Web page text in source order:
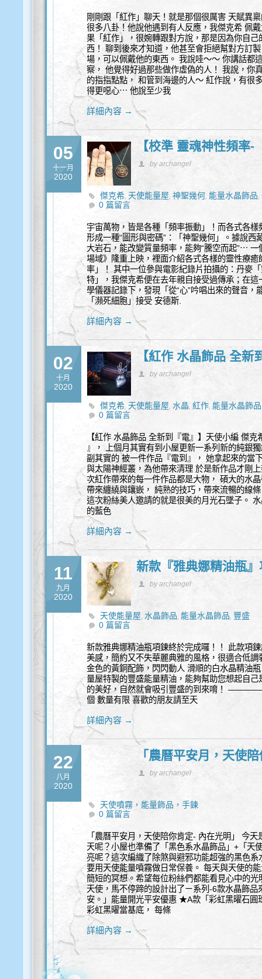
剛剛跟「紅作」聊天！就是那個很厲害 天賦異
很多八卦！他說他遇到有人反應，我傑克希 佩
果「紅作」，很婉轉跟對方說，那是因為你自
西！ 聊到後來才知道，他甚至會拒絕幫對方訂
場，可以佩戴他的東西。 我說哇～～ 你講話都
察， 他覺得好過那些做作虛偽的人！ 我說，你
的指指點點， 和管到海邊的人～ 紅作說，有很
得更噁心⋯ 他說至少我
詳細內容 →
05
十一月
2020
【校準 靈魂神性頻率
by archangel
傑克希, 天使能量屋,神聖幾何, 能量水晶飾品,
0 篇留言
宇宙萬物，皆是各種「頻率振動」！而各式各
形成一種“圖形與密碼”：「神聖幾何」。據說
大岩石，能改變質量頻率，能夠“騰空而起”⋯
場域》隆重上映，裡面介紹各式各樣的靈性療
率」！ 其中一位參與電影紀錄片拍攝的：丹麥
特」，我傑克希便在去年親自接受過傳承；在
學儀器記錄下，發現「從“心”吟唱出來的聲音，
「瀕死細胞」接受 安德斯.
詳細內容 →
02
十月
2020
【紅作 水晶飾品 全
by archangel
傑克希, 天使能量屋,水晶,紅作, 能量水晶飾品
0 篇留言
【紅作 水晶飾品 全新到『電』】天使小編 傑
』， 上個月其實有到小屋更新一系列新的純銀
副其實的 被一件作品『電到』， 她拿起來的當
與太陽神經叢，為他帶來清理 於是新作品才剛
次紅作帶來的每一件作品都是大物， 碩大的水
帶來纏繞與鑲嵌， 純熟的技巧，帶來流暢的線
這次粉絲美人邀請的就是很美的月光石墜子。
的藍色
詳細內容 →
11
九月
2020
新款『雅典娜精油瓶
by archangel
天使能量屋,水晶飾品, 能量水晶飾品, 豐盛
0 篇留言
新款雅典娜精油瓶項鍊終於完成囉！！ 此款項
美感，簡約又不失華麗典雅的風格，很適合低
金色的黃銅配飾，閃閃動人 滑順的白水晶精油
量屋特製的豐盛能量精油，能夠幫助您想起自
的美好，自然就會吸引豐盛的到來唷！
個 數量有限 喜歡的朋友請至天
詳細內容 →
22
八月
2020
「農曆平安月，天使
by archangel
天使噴霧，能量飾品，手鍊
0 篇留言
「農曆平安月，天使陪你肯定- 內在光明」 今
天呢？小屋也準備了「黑色系水晶飾品」+「天
亮呢？這次編織了除煞與避邪功能超強的黑色
要用天使能量噴霧做日常保養。 每天與天使的
簡短的冥想。希望每位粉絲們都能看見心中的
天使，馬不停蹄的設計出了ㄧ系列-6款水晶飾
安。」能量開光平安優惠 ★A款「彩虹黑曜石圓
彩虹黑曜當基底， 每條
詳細內容 →